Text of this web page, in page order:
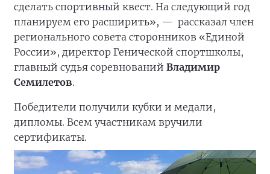
сделать спортивный квест. На следующий год
планируем его расширить», — рассказал член
регионального совета сторонников «Единой
России», директор Генической спортшколы,
главный судья соревнований Владимир
Семилетов.
Победители получили кубки и медали,
дипломы. Всем участникам вручили
сертификаты.